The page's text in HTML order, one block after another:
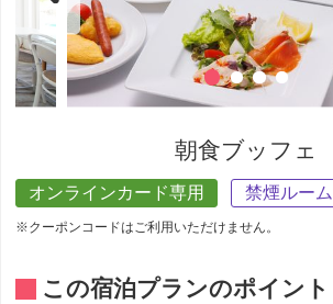
朝食ブッフェ
オンラインカード専用 禁煙ルーム
※クーポンコードはご利用いただけません。
この宿泊プランのポイント